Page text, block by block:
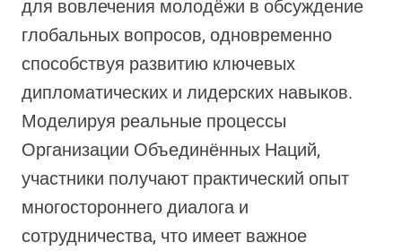
для вовлечения молодёжи в обсуждение
глобальных вопросов, одновременно
способствуя развитию ключевых
дипломатических и лидерских навыков.
Моделируя реальные процессы
Организации Объединённых Наций,
участники получают практический опыт
многостороннего диалога и
сотрудничества, что имеет важное